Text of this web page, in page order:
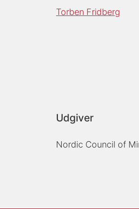
Torben Fridberg
Udgiver
Nordic Council of